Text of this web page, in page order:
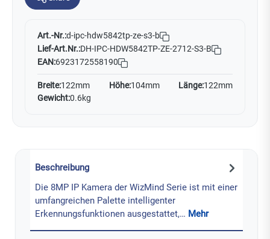
Art.-Nr.:d-ipc-hdw5842tp-ze-s3-b
Lief-Art.Nr.:DH-IPC-HDW5842TP-ZE-2712-S3-B
EAN:6923172558190
Breite:122mm Höhe:104mm Länge:122mm
Gewicht:0.6kg
Beschreibung
Die 8MP IP Kamera der WizMind Serie ist mit einer
umfangreichen Palette intelligenter
Erkennungsfunktionen ausgestattet,… Mehr